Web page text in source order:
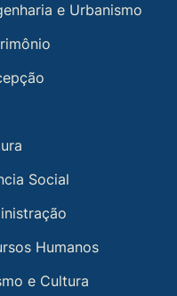
e Urbanismo
Social
Humanos
e Cultura